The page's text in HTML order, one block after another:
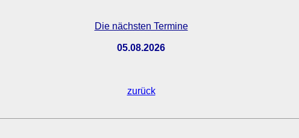
Die nächsten Termine
05.08.2026
zurück